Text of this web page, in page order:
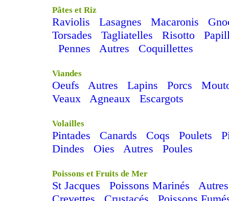
Pâtes et Riz
Raviolis Lasagnes Macaronis
Torsades
Tagliatelles Risotto
Pennes
Autres Coquillettes
Viandes
Oeufs Autres Lapins Porcs
Veaux
Agneaux Escargots
Volailles
Pintades Canards Coqs Poulets
Dindes
Oies Autres Poules
Poissons et Fruits de Mer
St Jacques Poissons Marinés
Autres